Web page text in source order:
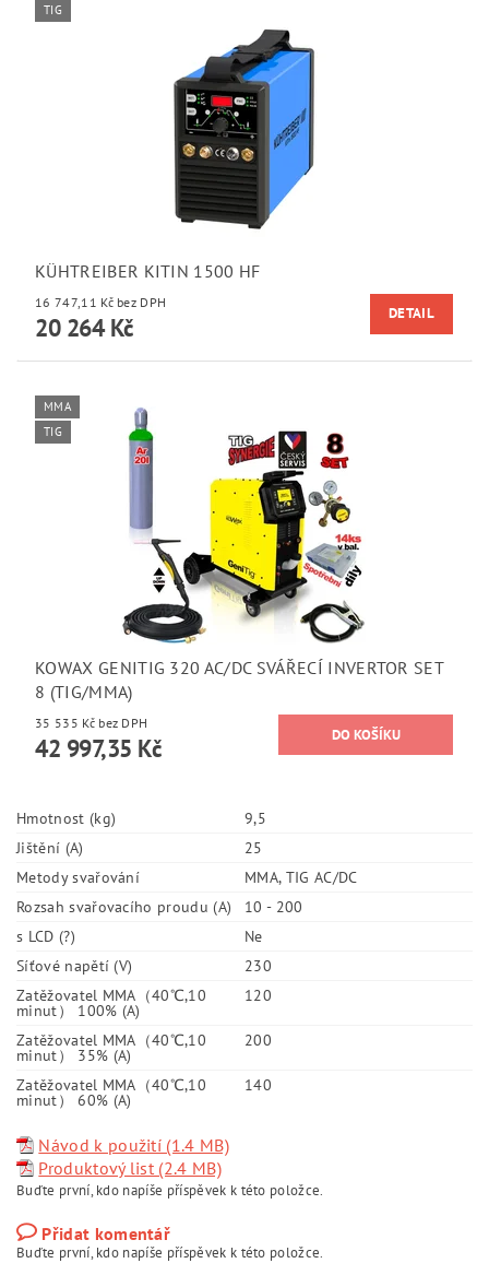
TIG
KÜHTREIBER KITIN 1500 HF
16 747,11 Kč bez DPH
20 264 Kč DETAIL
MMA
TIG
KOWAX GENITIG 320 AC/DC SVÁŘECÍ INVERTOR SET
8 (TIG/MMA)
35 535 Kč bez DPH
42 997,35 Kč
Hmotnost (kg)
9,5
Jištění (A)
25
Metody svařování
MMA, TIG AC/DC
Rozsah svařovacího proudu (A)
10 - 200
s LCD (?)
Ne
Síťové napětí (V)
230
Zatěžovatel MMA（40℃,10
minut） 100% (A)
120
Zatěžovatel MMA（40℃,10
minut） 35% (A)
200
Zatěžovatel MMA（40℃,10
minut） 60% (A)
140
Návod k použití (1.4 MB)
Produktový list (2.4 MB)
Buďte první, kdo napíše příspěvek k této položce.
Přidat komentář
Buďte první, kdo napíše příspěvek k této položce.